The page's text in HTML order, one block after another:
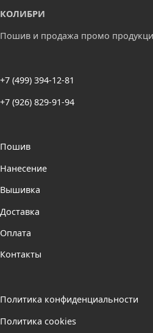
КОЛИБРИ
Пошив и продажа промо
+7 (499) 394-12-81
+7 (926) 829-91-94
Пошив
Нанесение
Вышивка
Доставка
Оплата
Контакты
Политика конфиденциальности
Политика cookies